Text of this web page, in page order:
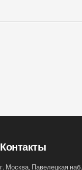
Контакты
г. Москва, Павелецкая наб.,